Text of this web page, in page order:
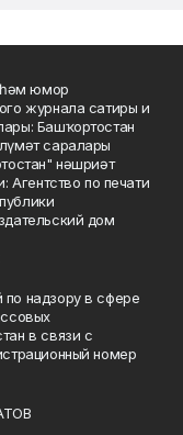
һәм юмор
журнала сатиры и
Башҡортостан
саралары
нәшриәт
Агентство по печати
дом
надзору в сфере
в связи с
номер